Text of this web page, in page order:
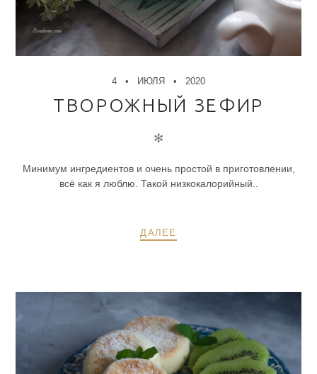
4 ИЮЛЯ 2020
ТВОРОЖНЫЙ ЗЕФИР
✻
Минимум ингредиентов и очень простой в приготовлении,
всё как я люблю. Такой низкокалорийный..
ДАЛЕЕ